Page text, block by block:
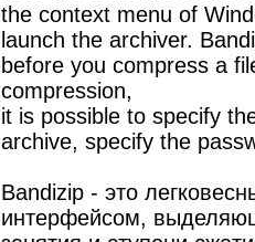
the context menu of
launch the archiver.
before you compress a
compression,
it is possible to specify
archive, specify the
Bandizip - это
интерфейсом,